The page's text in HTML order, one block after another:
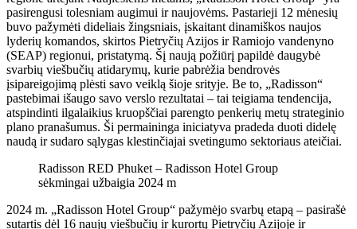
pasirengusi tolesniam augimui ir naujovėms. Pastarieji 12 mėnesių
buvo pažymėti dideliais žingsniais, įskaitant dinamiškos naujos
lyderių komandos, skirtos Pietryčių Azijos ir Ramiojo vandenyno
(SEAP) regionui, pristatymą. Šį naują požiūrį papildė daugybė
svarbių viešbučių atidarymų, kurie pabrėžia bendrovės
įsipareigojimą plėsti savo veiklą šioje srityje. Be to, „Radisson“
pastebimai išaugo savo verslo rezultatai – tai teigiama tendencija,
atspindinti ilgalaikius kruopščiai parengto penkerių metų strateginio
plano pranašumus. Ši permaininga iniciatyva pradeda duoti didelę
naudą ir sudaro sąlygas klestinčiajai svetingumo sektoriaus ateičiai.
Radisson RED Phuket – Radisson Hotel Group
sėkmingai užbaigia 2024 m
2024 m. „Radisson Hotel Group“ pažymėjo svarbų etapą – pasirašė
sutartis dėl 16 naujų viešbučių ir kurortų Pietryčių Azijoje ir